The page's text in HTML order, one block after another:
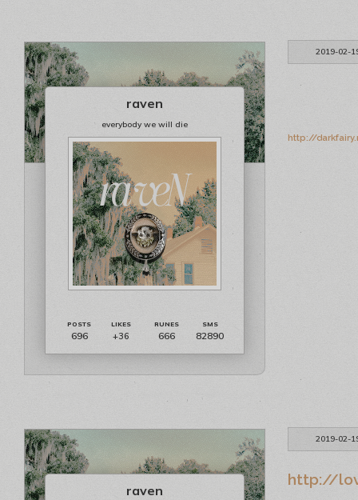
2019-02-
raven
everybody we will die
696 +36 666 82890
http://
2019-02-
raven
http://